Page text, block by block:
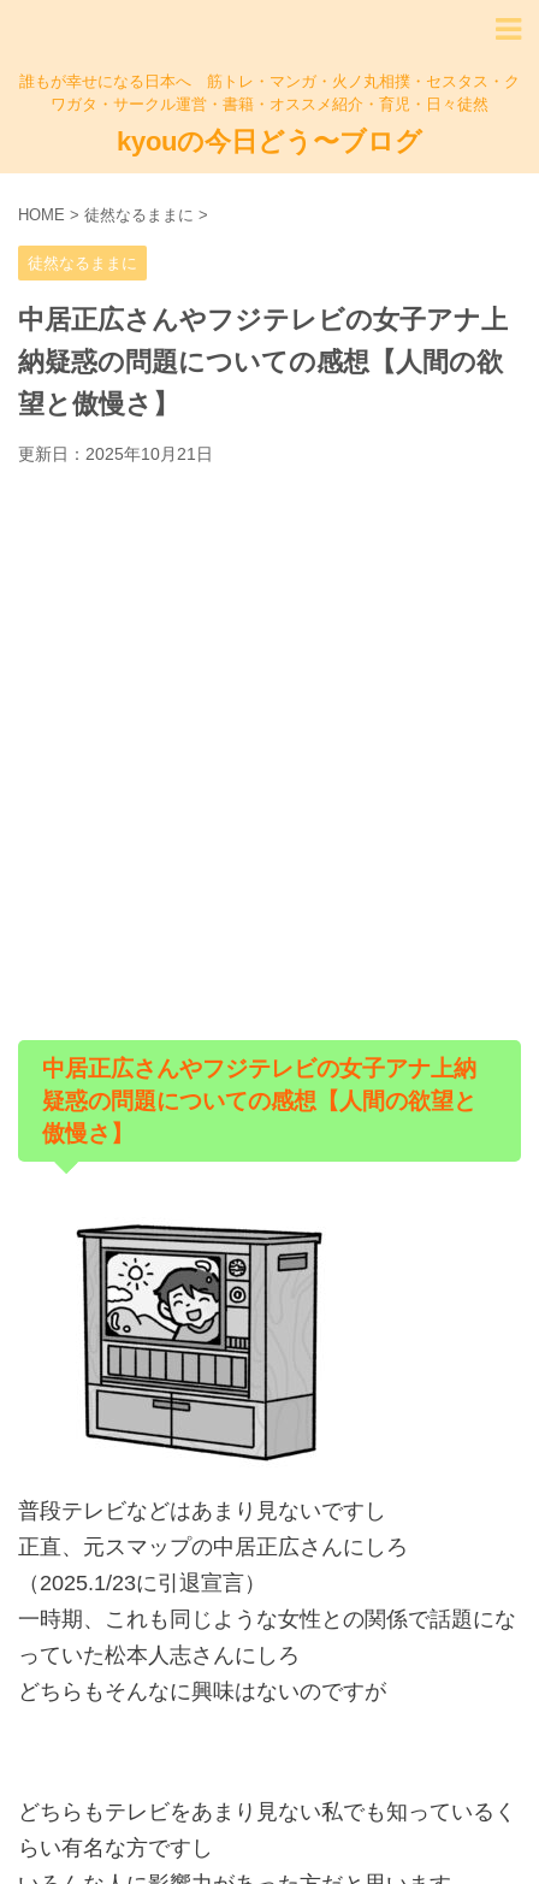
誰もが幸せになる日本へ 筋トレ・マンガ・火ノ丸相撲・セスタス・ク
ワガタ・サークル運営・書籍・オススメ紹介・育児・日々徒然
kyouの今日どう〜ブログ
HOME > 徒然なるままに >
徒然なるままに
中居正広さんやフジテレビの女子アナ上
納疑惑の問題についての感想【人間の欲
望と傲慢さ】
更新日： 2025年10月21日
中居正広さんやフジテレビの女子アナ上納
疑惑の問題についての感想【人間の欲望と
傲慢さ】
普段テレビなどはあまり見ないですし
正直、元スマップの中居正広さんにしろ
（2025.1/23に引退宣言）
一時期、これも同じような女性との関係で話題にな
っていた松本人志さんにしろ
どちらもそんなに興味はないのですが
どちらもテレビをあまり見ない私でも知っているく
らい有名な方ですし